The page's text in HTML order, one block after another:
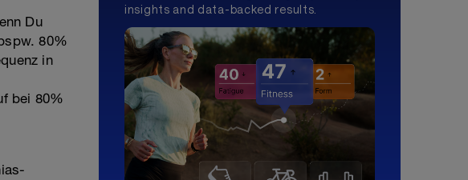
Du
80%
in
bei 80%
insights and data-backed results.